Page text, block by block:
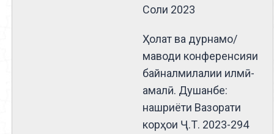
Соли 2023
Ҳолат ва дурнамо/
маводи конференсияи
байналмилалии илмӣ-
амалӣ. Душанбе:
нашриёти Вазорати
корҳои Ҷ.Т. 2023-294